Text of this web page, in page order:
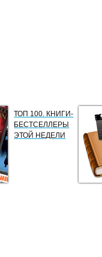
ТОП 100. КНИГИ-
БЕСТСЕЛЛЕРЫ
ЭТОЙ НЕДЕЛИ